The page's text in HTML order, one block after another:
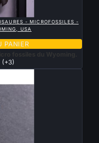
- MICROFOSSILES -
USA
PANIER
fossiles du Wyoming.
(+3)